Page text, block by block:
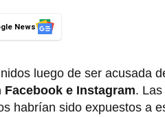
News
luego de ser acusada
e Instagram.
habrían sido expuestos a